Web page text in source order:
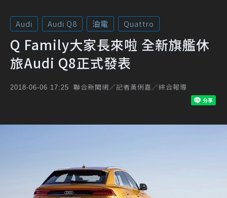
Audi Audi Q8 油電 Quattro
Q Family大家長來啦 全新旗艦休
旅Audi Q8正式發表
2018-06-06 17:25 聯合新聞網／記者黃俐嘉／綜合報導